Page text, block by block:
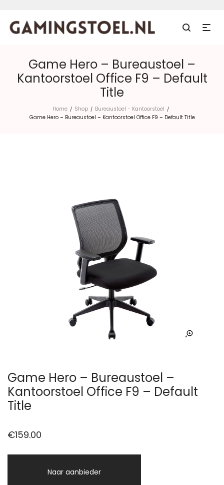
Game Hero – Bureaustoel –
Kantoorstoel Office F9 – Default
Title
Home / Shop / Bureaustoel - Kantoorstoel /
Game Hero – Bureaustoel – Kantoorstoel Office F9 – Default Title
Game Hero – Bureaustoel –
Kantoorstoel Office F9 – Default
Title
€159.00
Naar aanbieder